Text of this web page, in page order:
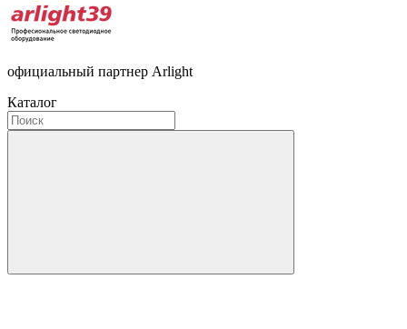
официальный партнер Arlight
Каталог